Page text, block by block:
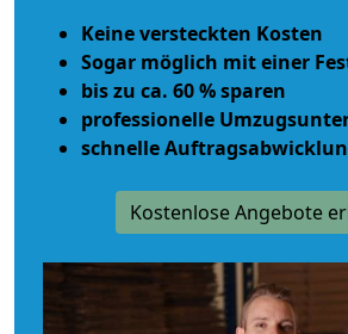
Keine versteckten Kosten
Sogar möglich mit einer
bis zu ca. 60 % sparen
professionelle
schnelle
Kostenlose Angebote